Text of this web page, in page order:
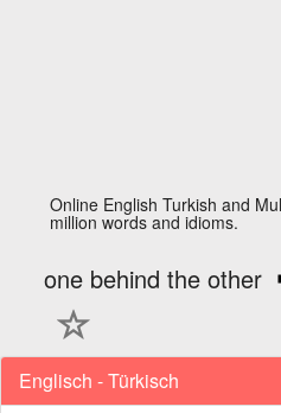
Online English Turkish and
million words and idioms.
one behind the other
Englisch - Türkisch